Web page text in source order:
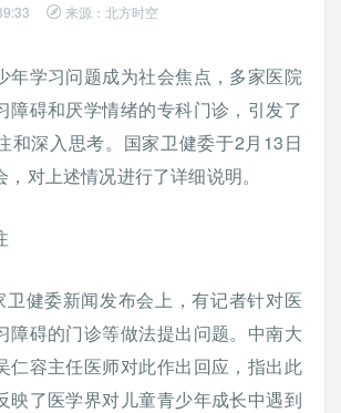
来源：北方时空
年学习问题成为社会焦点，多家医院
障碍和厌学情绪的专科门诊，引发了
和深入思考。国家卫健委于2月13日
对上述情况进行了详细说明。
健委新闻发布会上，有记者针对医
障碍的门诊等做法提出问题。中南大
仁容主任医师对此作出回应，指出此
映了医学界对儿童青少年成长中遇到